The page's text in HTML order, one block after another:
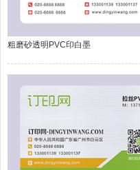
粗磨砂透明PVC印白墨